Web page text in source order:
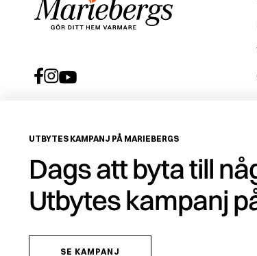
UTBYTES KAMPANJ PÅ MARIEBERGS
Dags att byta till
Utbytes kampanj
SE KAMPANJ